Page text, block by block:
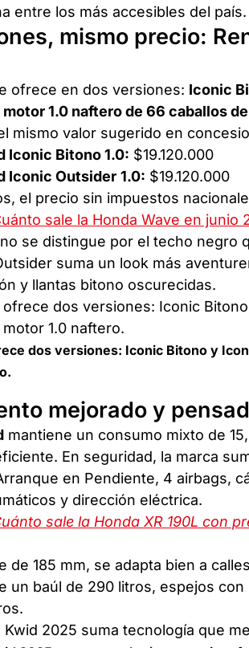
entre los más accesibles del país.
mismo precio:
ofrece en dos versiones: Iconic
motor 1.0 naftero de 66 caballos
mismo valor sugerido en
Iconic Bitono 1.0: $19.120.000
Iconic Outsider 1.0: $19.120.000
el precio sin impuestos
sale la Honda Wave en junio
se distingue por el techo negro
suma un look más
y llantas bitono oscurecidas.
dos versiones: Iconic Bitono y
mejorado y
mantiene un consumo mixto de
En seguridad, la marca
en Pendiente, 4 airbags,
y dirección eléctrica.
sale la Honda XR 190L con
de 185 mm, se adapta bien a
un baúl de 290 litros, espejos